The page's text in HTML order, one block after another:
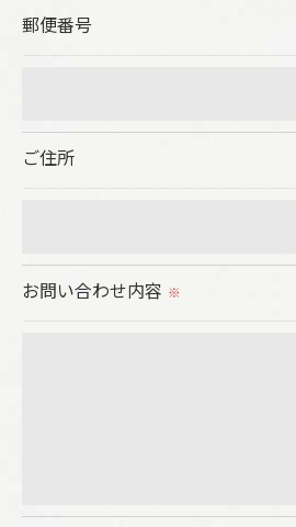
いて＞
当社では、お客様の個人情報の
ご本人である事を確認のうえ、
す。
個人情報の開示･訂正･削除・利
郵便番号
ご住所
お問い合わせ内容 ※